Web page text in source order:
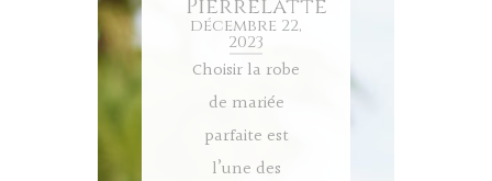
Pierrelatte
décembre 22,
2023
Choisir la robe
de mariée
parfaite est
l’une des